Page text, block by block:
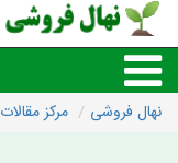
نهال فروشی مرکز مقالات